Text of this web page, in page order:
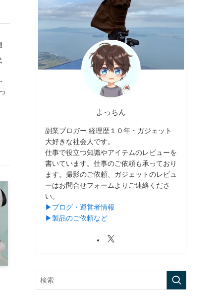
よっちん
副業ブロガー 経理歴１０年・ガジェット
大好きな社会人です。
仕事で役立つ知識やアイテムのレビューを
書いています。仕事のご依頼も承っており
ます。撮影のご依頼、ガジェットのレビュ
ーはお問合せフォームよりご連絡くださ
い。
▶︎ブログ・運営者情報
▶︎製品のご依頼など